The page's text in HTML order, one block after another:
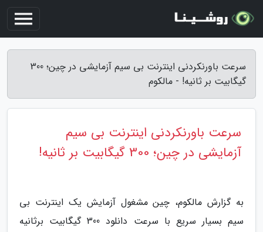
سرعت باورنکردنی اینترنت بی سیم آزمایشی در چین؛ 300
گیگابیت بر ثانیه! - مالکوم
سرعت باورنکردنی اینترنت بی سیم
آزمایشی در چین؛ 300 گیگابیت بر ثانیه!
به گزارش مالکوم، چین مشغول آزمایش یک اینترنت بی
سیم بسیار سریع با سرعت دانلود 300 گیگابیت برثانیه